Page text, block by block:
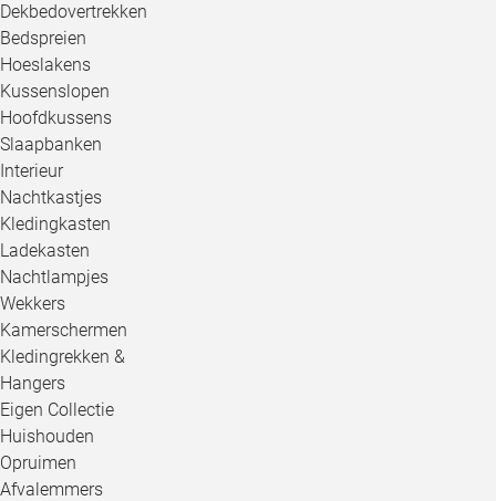
Dekbedovertrekken
Bedspreien
Hoeslakens
Kussenslopen
Hoofdkussens
Slaapbanken
Interieur
Nachtkastjes
Kledingkasten
Ladekasten
Nachtlampjes
Wekkers
Kamerschermen
Kledingrekken &
Hangers
Eigen Collectie
Huishouden
Opruimen
Afvalemmers